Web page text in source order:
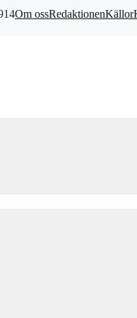
Om ossRedaktionenKällor